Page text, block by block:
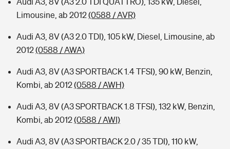
Limousine, ab 2012(0588 / AVR)
Audi A3, 8V (A3 2.0 TDI), 105 kW, Diesel, Limousine, ab
2012(0588 / AWA)
Audi A3, 8V (A3 SPORTBACK 1.4 TFSI), 90 kW, Benzin,
Kombi, ab 2012(0588 / AWH)
Audi A3, 8V (A3 SPORTBACK 1.8 TFSI), 132 kW, Benzin,
Kombi, ab 2012(0588 / AWI)
Audi A3, 8V (A3 SPORTBACK 2.0 / 35 TDI), 110 kW,